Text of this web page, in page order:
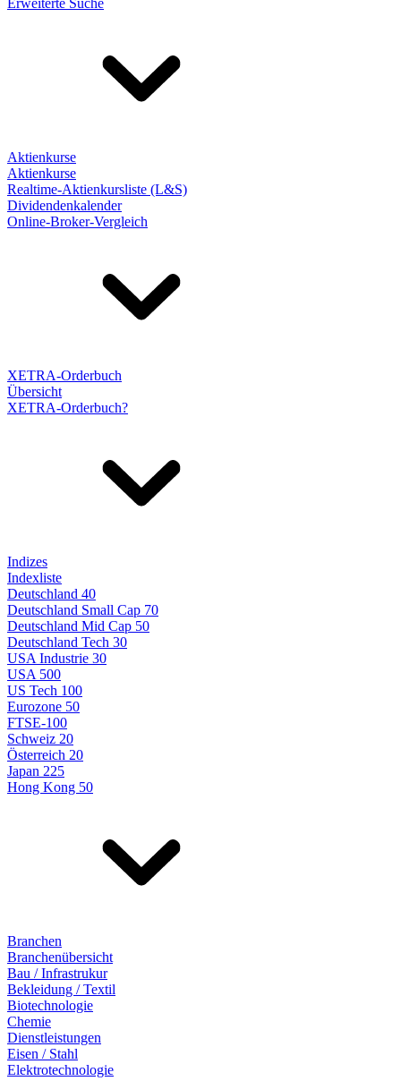
Erweiterte Suche
Aktienkurse
Aktienkurse
Realtime-Aktienkursliste (L&S)
Dividendenkalender
Online-Broker-Vergleich
XETRA-Orderbuch
Übersicht
XETRA-Orderbuch?
Indizes
Indexliste
Deutschland 40
Deutschland Small Cap 70
Deutschland Mid Cap 50
Deutschland Tech 30
USA Industrie 30
USA 500
US Tech 100
Eurozone 50
FTSE-100
Schweiz 20
Österreich 20
Japan 225
Hong Kong 50
Branchen
Branchenübersicht
Bau / Infrastrukur
Bekleidung / Textil
Biotechnologie
Chemie
Dienstleistungen
Eisen / Stahl
Elektrotechnologie